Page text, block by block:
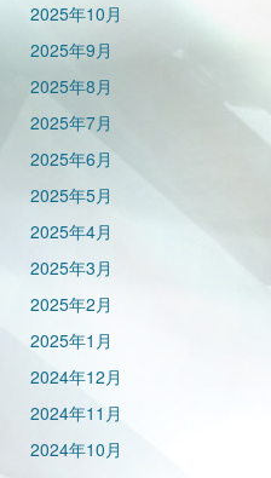
2025年10月
2025年9月
2025年8月
2025年7月
2025年6月
2025年5月
2025年4月
2025年3月
2025年2月
2025年1月
2024年12月
2024年11月
2024年10月